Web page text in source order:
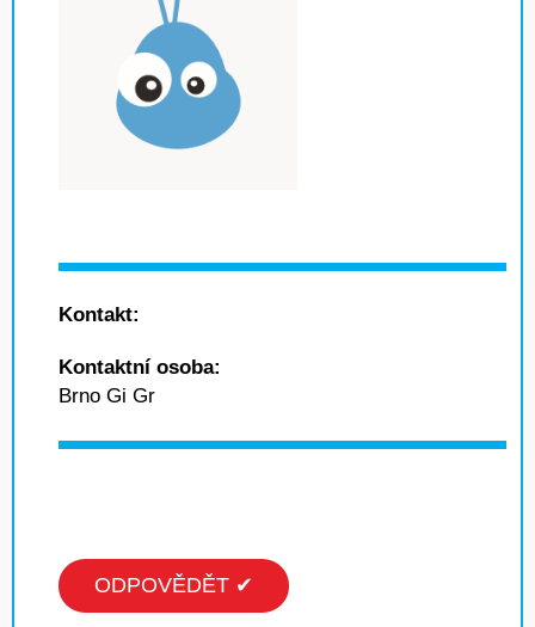
Kontakt:
Kontaktní osoba:
Brno Gi Gr
ODPOVĚDĚT ✔